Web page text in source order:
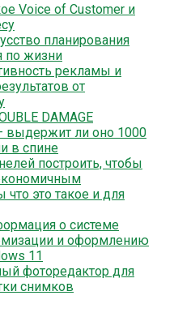
Voice of Customer и
планирования
по жизни
рекламы и
от
DAMAGE
выдержит ли оно 1000
в спине
построить, чтобы
что это такое и для
о системе
и оформлению
11
фоторедактор для
снимков